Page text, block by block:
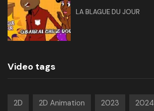
LA BLAGUE DU JOUR
Video tags
2D 2D Animation 2023 2024